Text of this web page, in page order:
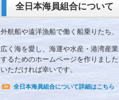
全日本海員組合について
外航船や遠洋漁船で働く船乗りたち
広く海を愛し、海運や水産・港湾産
するためのホームページを作りまし
いただければ幸いです。
全日本海員組合について詳細はこちら